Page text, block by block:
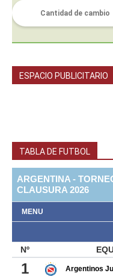
ESPACIO PUBLICITARIO
TABLA DE FUTBOL